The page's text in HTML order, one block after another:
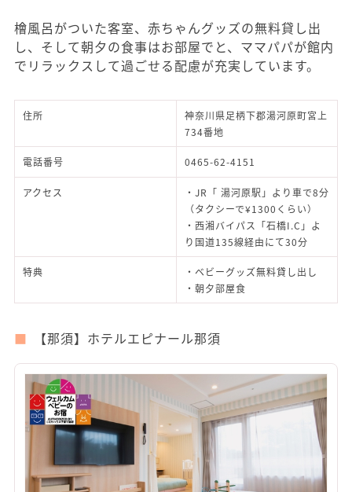
檜風呂がついた客室、赤ちゃんグッズの無料貸し出
し、そして朝夕の食事はお部屋でと、ママパパが館内
でリラックスして過ごせる配慮が充実しています。
住所
神奈川県足柄下郡湯河原町宮上
734番地
電話番号 0465-62-4151
アクセス
・JR「 湯河原駅」より車で8分
（タクシーで¥1300くらい）
・西湘バイパス「石橋I.C」よ
り国道135線経由にて30分
特典
・ベビーグッズ無料貸し出し
・朝夕部屋食
【那須】ホテルエピナール那須